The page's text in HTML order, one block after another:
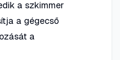
a szkimmer
a gégecső
a